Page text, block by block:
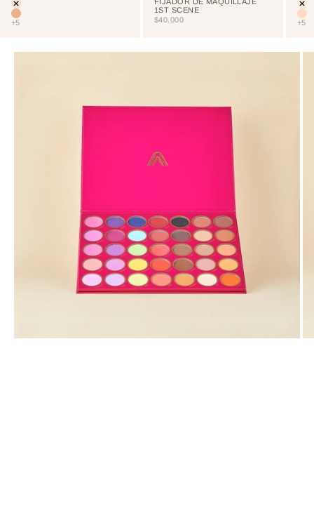
CREAM
VAINILLA
+5
1ST SCENE
PRECIO DE OFERTA
$40.000 +5